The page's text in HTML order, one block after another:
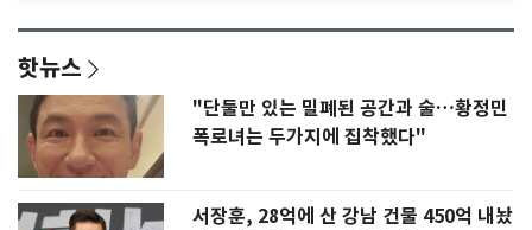
핫뉴스
"단둘만 있는 밀폐된 공간과 술…황정민
폭로녀는 두가지에 집착했다"
서장훈, 28억에 산 강남 건물 450억 내놨